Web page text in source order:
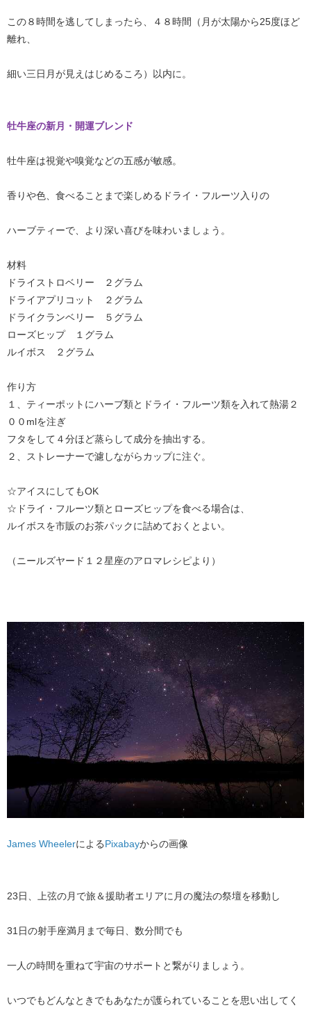
この８時間を逃してしまったら、４８時間（月が太陽から25度ほど
離れ、
細い三日月が見えはじめるころ）以内に。
牡牛座の新月・開運ブレンド
牡牛座は視覚や嗅覚などの五感が敏感。
香りや色、食べることまで楽しめるドライ・フルーツ入りの
ハーブティーで、より深い喜びを味わいましょう。
材料
ドライストロベリー ２グラム
ドライアプリコット ２グラム
ドライクランベリー ５グラム
ローズヒップ １グラム
ルイボス ２グラム
作り方
１、ティーポットにハーブ類とドライ・フルーツ類を入れて熱湯２
００mlを注ぎ
フタをして４分ほど蒸らして成分を抽出する。
２、ストレーナーで濾しながらカップに注ぐ。
☆アイスにしてもOK
☆ドライ・フルーツ類とローズヒップを食べる場合は、
ルイボスを市販のお茶パックに詰めておくとよい。
（ニールズヤード１２星座のアロマレシピより）
James WheelerによるPixabayからの画像
23日、上弦の月で旅＆援助者エリアに月の魔法の祭壇を移動し
31日の射手座満月まで毎日、数分間でも
一人の時間を重ねて宇宙のサポートと繋がりましょう。
いつでもどんなときでもあなたが護られていることを思い出してく